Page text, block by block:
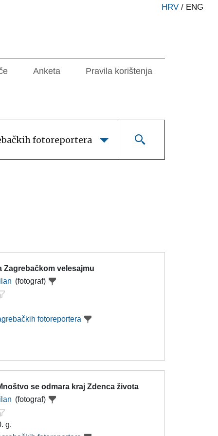
HRV / ENG
Anketa Pravila korištenja
fotoreportera
Zagrebačkom velesajmu
(fotograf)
fotoreportera
se odmara kraj Zdenca života
(fotograf)
g.